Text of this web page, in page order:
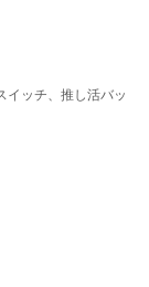
イッチ、推し活バッ